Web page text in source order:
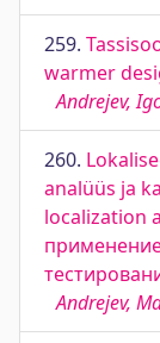
259.
warmer
Andrejev,
260.
analüüs ja
localization
Andrejev,